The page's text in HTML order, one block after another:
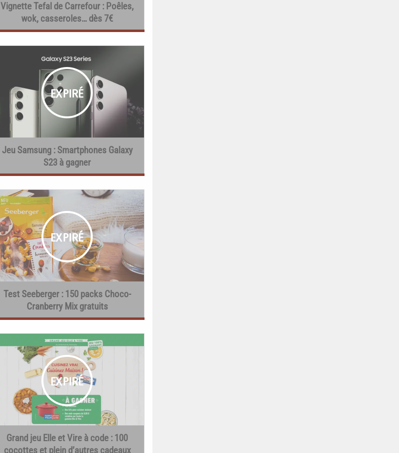
Vignette Tefal de Carrefour : Poêles,
wok, casseroles… dès 7€
Jeu Samsung : Smartphones Galaxy
S23 à gagner
Test Seeberger : 150 packs Choco-
Cranberry Mix gratuits
Grand jeu Elle et Vire à code : 100
cocottes et plein d’autres cadeaux